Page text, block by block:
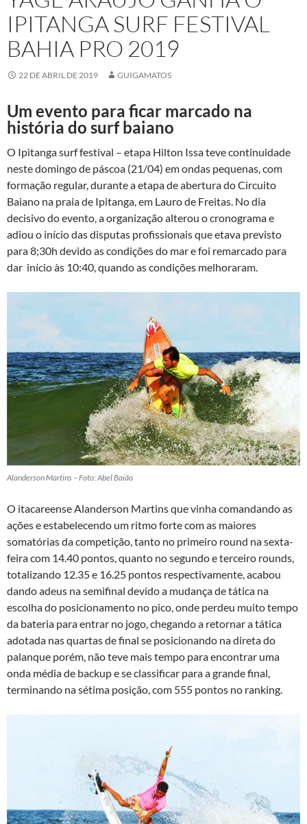
IPITANGA SURF FESTIVAL
BAHIA PRO 2019
22 DE ABRIL DE 2019 GUIGAMATOS
Um evento para ficar marcado na
história do surf baiano
O Ipitanga surf festival – etapa Hilton Issa teve continuidade
neste domingo de páscoa (21/04) em ondas pequenas, com
formação regular, durante a etapa de abertura do Circuito
Baiano na praia de Ipitanga, em Lauro de Freitas. No dia
decisivo do evento, a organização alterou o cronograma e
adiou o início das disputas profissionais que etava previsto
para 8;30h devido as condições do mar e foi remarcado para
dar início às 10:40, quando as condições melhoraram.
Alanderson Martins – Foto: Abel Baião
O itacareense Alanderson Martins que vinha comandando as
ações e estabelecendo um ritmo forte com as maiores
somatórias da competição, tanto no primeiro round na sexta-
feira com 14.40 pontos, quanto no segundo e terceiro rounds,
totalizando 12.35 e 16.25 pontos respectivamente, acabou
dando adeus na semifinal devido a mudança de tática na
escolha do posicionamento no pico, onde perdeu muito tempo
da bateria para entrar no jogo, chegando a retornar a tática
adotada nas quartas de final se posicionando na direta do
palanque porém, não teve mais tempo para encontrar uma
onda média de backup e se classificar para a grande final,
terminando na sétima posição, com 555 pontos no ranking.